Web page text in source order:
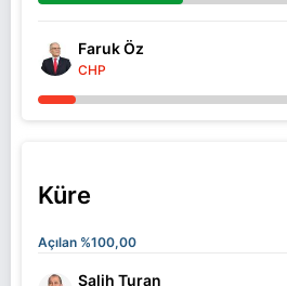
Faruk Öz
CHP
Küre
Açılan %100,00
Salih Turan